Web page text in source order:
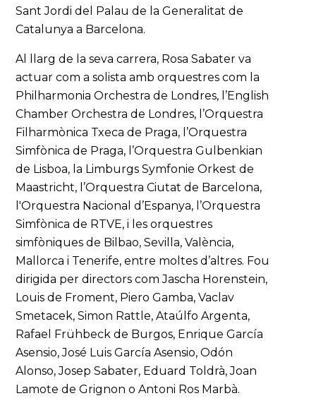
Sant Jordi del Palau de la Generalitat de
Catalunya a Barcelona.
Al llarg de la seva carrera, Rosa Sabater va
actuar com a solista amb orquestres com la
Philharmonia Orchestra de Londres, l’English
Chamber Orchestra de Londres, l’Orquestra
Filharmònica Txeca de Praga, l’Orquestra
Simfònica de Praga, l’Orquestra Gulbenkian
de Lisboa, la Limburgs Symfonie Orkest de
Maastricht, l’Orquestra Ciutat de Barcelona,
l'Orquestra Nacional d’Espanya, l’Orquestra
Simfònica de RTVE, i les orquestres
simfòniques de Bilbao, Sevilla, València,
Mallorca i Tenerife, entre moltes d’altres. Fou
dirigida per directors com Jascha Horenstein,
Louis de Froment, Piero Gamba, Vaclav
Smetacek, Simon Rattle, Ataúlfo Argenta,
Rafael Frühbeck de Burgos, Enrique García
Asensio, José Luis García Asensio, Odón
Alonso, Josep Sabater, Eduard Toldrà, Joan
Lamote de Grignon o Antoni Ros Marbà.